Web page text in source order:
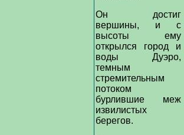
Он достиг
вершины, и с
высоты ему
открылся город и
воды Дуэро,
темным
стремительным
потоком
бурлившие меж
извилистых
берегов.